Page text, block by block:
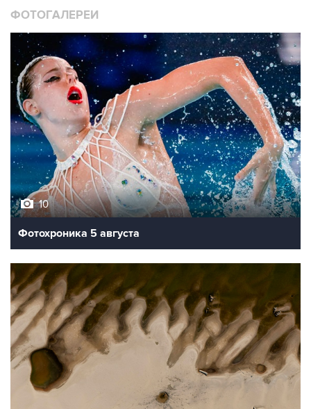
10
Фотохроника 5 августа